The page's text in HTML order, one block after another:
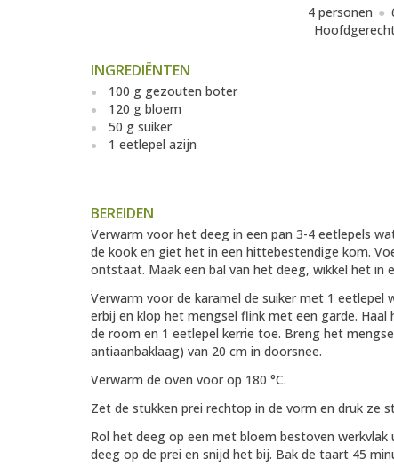
4 personen
INGREDIËNTEN
100 g gezouten boter
120 g bloem
50 g suiker
1 eetlepel azijn
BEREIDEN
Verwarm voor het deeg in een pan 3-4 eetlepels
de kook en giet het in een hittebestendige kom.
ontstaat. Maak een bal van het deeg, wikkel het in
Verwarm voor de karamel de suiker met 1
erbij en klop het mengsel flink met een garde.
de room en 1 eetlepel kerrie toe. Breng het
antiaanbaklaag) van 20 cm in doorsnee.
Verwarm de oven voor op 180 °C.
Zet de stukken prei rechtop in de vorm en druk ze
Rol het deeg op een met bloem bestoven
deeg op de prei en snijd het bij. Bak de taart 45